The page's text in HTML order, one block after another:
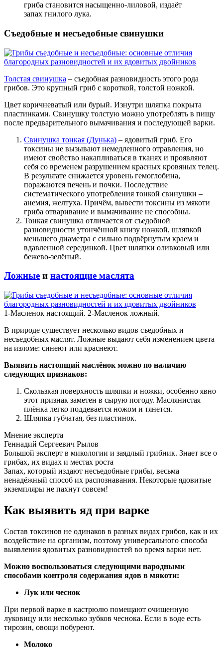
гриба становится насыщенно-лиловой, издаёт
запах гнилого лука.
Съедобные и несъедобные свинушки
Толстая свинушка – съедобная разновидность этого рода
грибов. Это крупный гриб с короткой, толстой ножкой.
Цвет коричневатый или бурый. Изнутри шляпка покрыта
пластинками. Свинушку толстую можно употреблять в пищу
после предварительного вымачивания и последующей варки.
Свинушка тонкая (Дунька) – ядовитый гриб. Его
токсины не вызывают немедленного отравления, но
имеют свойство накапливаться в тканях и проявляют
себя со временем разрушением красных кровяных телец.
В результате снижается уровень гемоглобина,
поражаются печень и почки. Последствие
систематического употребления тонкой свинушки –
анемия, желтуха. Причём, вывести токсины из мякоти
гриба отваривание и вымачивание не способны.
Тонкая свинушка отличается от съедобной
разновидности утончённой книзу ножкой, шляпкой
меньшего диаметра с сильно подвёрнутым краем и
вдавленной серединкой. Цвет шляпки оливковый или
бежево-зелёный.
Ложные и настоящие маслята
1-Масленок настоящий. 2-Масленок ложный.
В природе существует несколько видов съедобных и
несъедобных маслят. Ложные выдают себя изменением цвета
на изломе: синеют или краснеют.
Выявить настоящий маслёнок можно по наличию
следующих признаков:
Скользкая поверхность шляпки и ножки, особенно явно
этот признак заметен в сырую погоду. Маслянистая
плёнка легко поддевается ножом и тянется.
Шляпка губчатая, без пластинок.
Мнение эксперта
Геннадий Сергеевич Рылов
Большой эксперт в микологии и заядлый грибник. Знает все о
грибах, их видах и местах роста
Запах, который издают несъедобные грибы, весьма
ненадёжный способ их распознавания. Некоторые ядовитые
экземпляры не пахнут совсем!
Как выявить яд при варке
Состав токсинов не одинаков в разных видах грибов, как и их
воздействие на организм, поэтому универсального способа
выявления ядовитых разновидностей во время варки нет.
Можно воспользоваться следующими народными
способами контроля содержания ядов в мякоти:
Лук или чеснок
При первой варке в кастрюлю помещают очищенную
луковицу или несколько зубков чеснока. Если в воде есть
тирозин, овощи побуреют.
Молоко